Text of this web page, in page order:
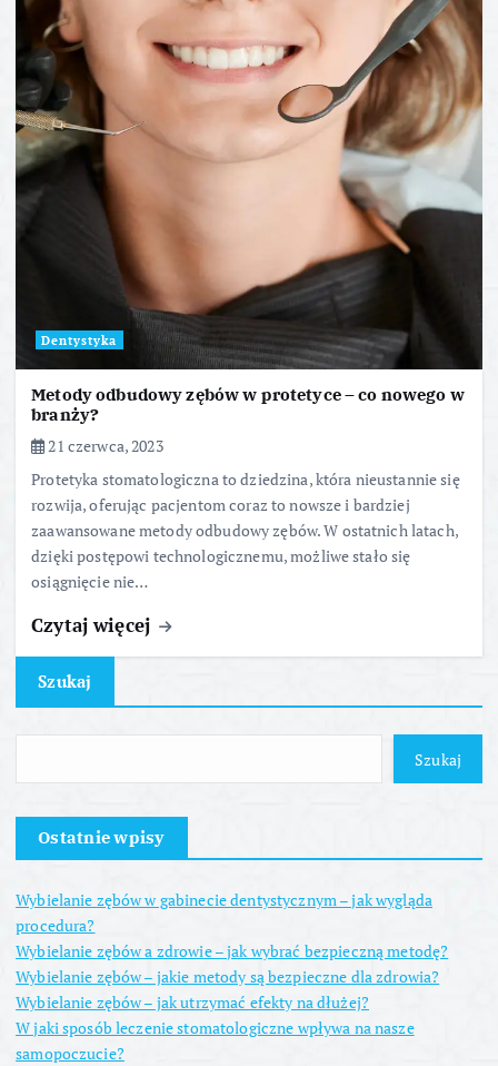
Dentystyka
Metody odbudowy zębów w protetyce – co nowego w
branży?
21 czerwca, 2023
Protetyka stomatologiczna to dziedzina, która nieustannie się
rozwija, oferując pacjentom coraz to nowsze i bardziej
zaawansowane metody odbudowy zębów. W ostatnich latach,
dzięki postępowi technologicznemu, możliwe stało się
osiągnięcie nie…
Czytaj więcej
Szukaj
Szukaj
Ostatnie wpisy
Wybielanie zębów w gabinecie dentystycznym – jak wygląda
procedura?
Wybielanie zębów a zdrowie – jak wybrać bezpieczną metodę?
Wybielanie zębów – jakie metody są bezpieczne dla zdrowia?
Wybielanie zębów – jak utrzymać efekty na dłużej?
W jaki sposób leczenie stomatologiczne wpływa na nasze
samopoczucie?